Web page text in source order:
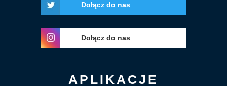
Dołącz do nas
Dołącz do nas
APLIKACJE